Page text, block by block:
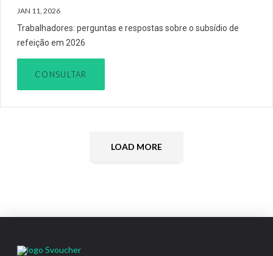
JAN 11, 2026
Trabalhadores: perguntas e respostas sobre o subsídio de
refeição em 2026
CONSULTAR
LOAD MORE